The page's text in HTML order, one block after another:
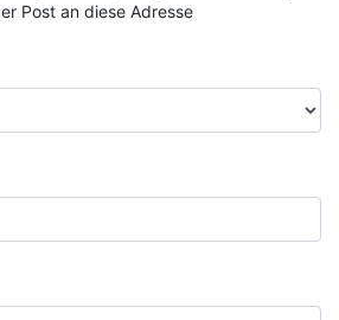
Post an diese Adresse